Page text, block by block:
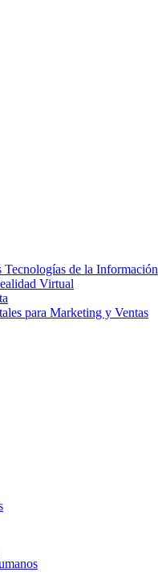
Tecnologías de la Información
Virtual
para Marketing y Ventas